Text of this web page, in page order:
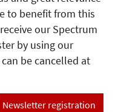
to benefit from this
our Spectrum
by using our
be cancelled at
Newsletter registration